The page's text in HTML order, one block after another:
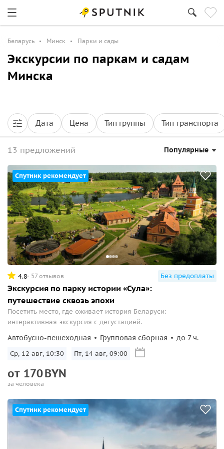
Беларусь Минск Парки и сады
Экскурсии по паркам и садам
Минска
Дата Цена Тип группы Тип транспорта
13 предложений Популярные
Спутник рекомендует
4.8 57 отзывов Без предоплаты
Экскурсия по парку истории «Сула»:
путешествие сквозь эпохи
Посетить место, где оживает история Беларуси:
интерактивная экскурсия с дегустацией.
Автобусно-пешеходная Групповая сборная до 7 ч.
Ср, 12 авг, 10:30 Пт, 14 авг, 09:00
от 170BYN
за человека
Спутник рекомендует